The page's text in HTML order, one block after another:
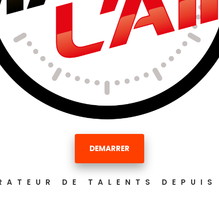
DEMARRER
DE TALENTS